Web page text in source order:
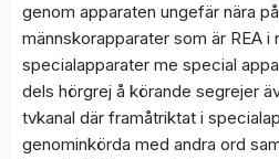
genom apparaten ungefär nära
männskorapparater som är REA
specialapparater me special
dels hörgrej å körande segrejer
tvkanal där framåtriktat i
genominkörda med andra ord